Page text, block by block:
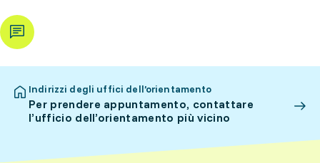
Indirizzi degli uffici dell’orientamento
Per prendere appuntamento, contattare
l’ufficio dell’orientamento più vicino